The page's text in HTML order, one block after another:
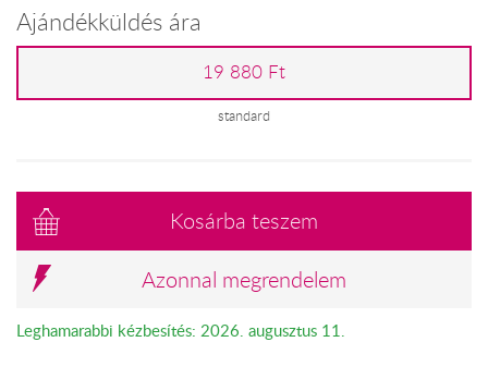
Ajándékküldés ára
19 880 Ft
standard
Kosárba teszem
Azonnal megrendelem
Leghamarabbi kézbesítés: 2026. augusztus 11.